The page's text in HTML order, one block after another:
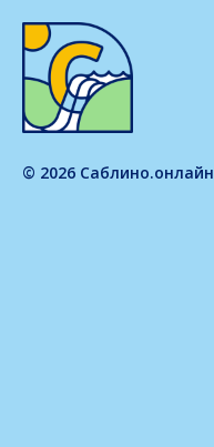
© 2026 Саблино.онлайн